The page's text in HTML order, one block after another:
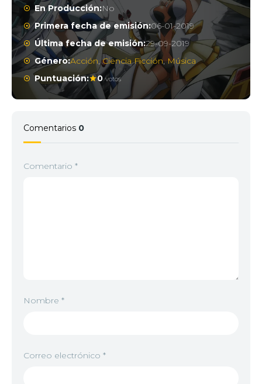
En Producción:No
Primera fecha de emisión:06-01-2019
Última fecha de emisión:29-09-2019
Género:Acción,Ciencia Ficción,Música
Puntuación:
0 votos
Comentarios 0
Comentario *
Nombre *
Correo electrónico *